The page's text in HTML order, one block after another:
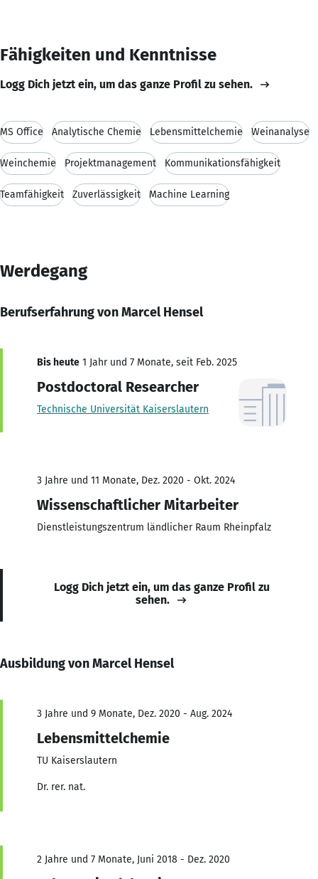
Fähigkeiten und Kenntnisse
Logg Dich jetzt ein, um das ganze Profil zu sehen.
MS Office Analytische Chemie Lebensmittelchemie Weinanalyse
Weinchemie Projektmanagement Kommunikationsfähigkeit
Teamfähigkeit Zuverlässigkeit Machine Learning
Werdegang
Berufserfahrung von Marcel Hensel
Bis heute 1 Jahr und 7 Monate, seit Feb. 2025
Postdoctoral Researcher
Technische Universität Kaiserslautern
3 Jahre und 11 Monate, Dez. 2020 - Okt. 2024
Wissenschaftlicher Mitarbeiter
Dienstleistungszentrum ländlicher Raum Rheinpfalz
Logg Dich jetzt ein, um das ganze Profil zu
sehen.
Ausbildung von Marcel Hensel
3 Jahre und 9 Monate, Dez. 2020 - Aug. 2024
Lebensmittelchemie
TU Kaiserslautern
Dr. rer. nat.
2 Jahre und 7 Monate, Juni 2018 - Dez. 2020